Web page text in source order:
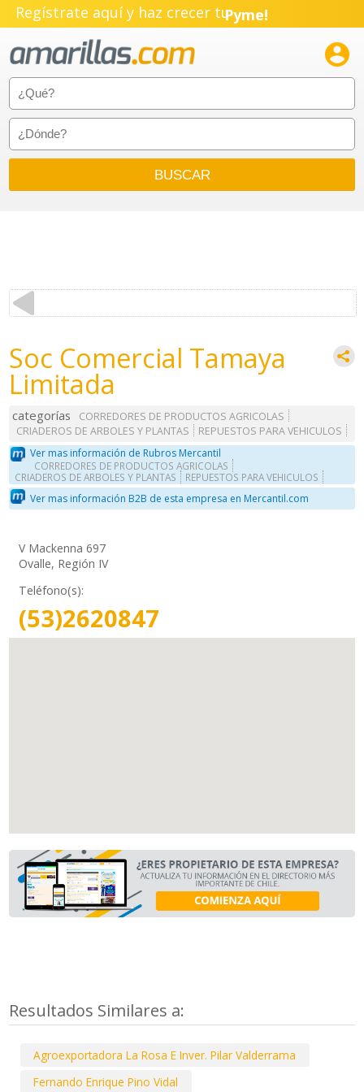
Regístrate aquí y haz crecer tuPyme!
Emprendimiento!

Soc Comercial Tamaya
Limitada
categorías
CORREDORES DE PRODUCTOS AGRICOLAS
CRIADEROS DE ARBOLES Y PLANTAS
REPUESTOS PARA VEHICULOS
Ver mas información de Rubros Mercantil
CORREDORES DE PRODUCTOS AGRICOLAS
CRIADEROS DE ARBOLES Y PLANTAS
REPUESTOS PARA VEHICULOS
Ver mas información B2B de esta empresa en Mercantil.com
V Mackenna 697
Ovalle, Región IV
Teléfono(s):
(53)2620847
Resultados Similares a:
Agroexportadora La Rosa E Inver. Pilar Valderrama
Fernando Enrique Pino Vidal